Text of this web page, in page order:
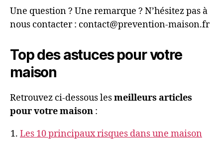
Une question ? Une remarque ? N’hésitez pas à
nous contacter : contact@prevention-maison.fr
Top des astuces pour votre
maison
Retrouvez ci-dessous lesmeilleurs articles
pour votre maison :
Les 10 principaux risques dans une maison